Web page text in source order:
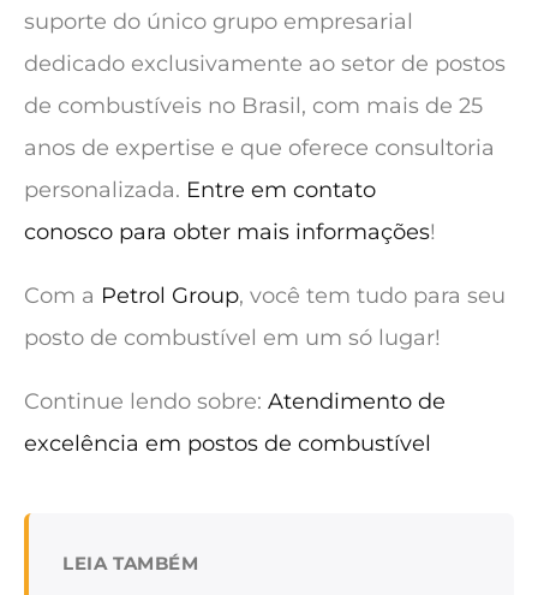
suporte do único grupo empresarial
dedicado exclusivamente ao setor de postos
de combustíveis no Brasil, com mais de 25
anos de expertise e que oferece consultoria
personalizada. Entre em contato
conosco para obter mais informações!
Com a Petrol Group, você tem tudo para seu
posto de combustível em um só lugar!
Continue lendo sobre: Atendimento de
excelência em postos de combustível
LEIA TAMBÉM